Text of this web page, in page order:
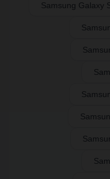
Samsung Galaxy